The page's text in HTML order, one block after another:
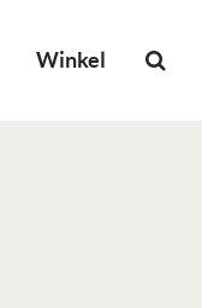
Winkel